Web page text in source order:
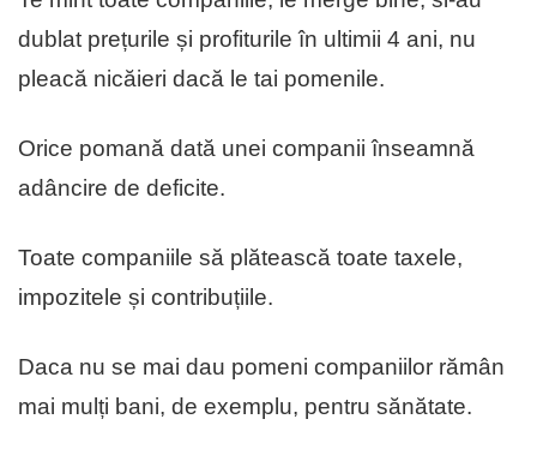
dublat prețurile și profiturile în ultimii 4 ani, nu
pleacă nicăieri dacă le tai pomenile.
Orice pomană dată unei companii înseamnă
adâncire de deficite.
Toate companiile să plătească toate taxele,
impozitele și contribuțiile.
Daca nu se mai dau pomeni companiilor rămân
mai mulți bani, de exemplu, pentru sănătate.